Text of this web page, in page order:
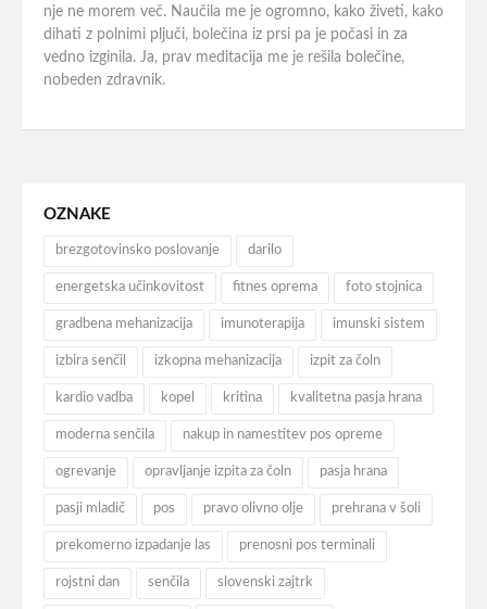
nje ne morem več. Naučila me je ogromno, kako živeti, kako
dihati z polnimi pljuči, bolečina iz prsi pa je počasi in za
vedno izginila. Ja, prav meditacija me je rešila bolečine,
nobeden zdravnik.
OZNAKE
brezgotovinsko poslovanje darilo
energetska učinkovitost fitnes oprema foto stojnica
gradbena mehanizacija imunoterapija imunski sistem
izbira senčil izkopna mehanizacija izpit za čoln
kardio vadba kopel kritina kvalitetna pasja hrana
moderna senčila nakup in namestitev pos opreme
ogrevanje opravljanje izpita za čoln pasja hrana
pasji mladič pos pravo olivno olje prehrana v šoli
prekomerno izpadanje las prenosni pos terminali
rojstni dan senčila slovenski zajtrk